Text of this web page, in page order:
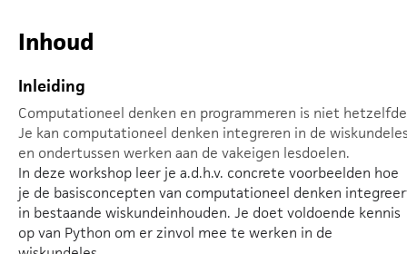
Inhoud
Inleiding
Computationeel denken en programmeren is niet
Je kan computationeel denken integreren in de
en ondertussen werken aan de vakeigen lesdoelen.
In deze workshop leer je a.d.h.v. concrete voorbeelden hoe
je de basisconcepten van computationeel denken
in bestaande wiskundeinhouden. Je doet voldoende kennis
op van Python om er zinvol mee te werken in de